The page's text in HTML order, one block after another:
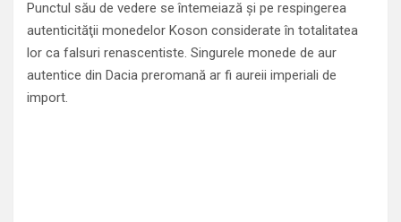
Punctul său de vedere se întemeiază şi pe respingerea
autenticităţii monedelor Koson considerate în totalitatea
lor ca falsuri renascentiste. Singurele monede de aur
autentice din Dacia preromană ar fi aureii imperiali de
import.